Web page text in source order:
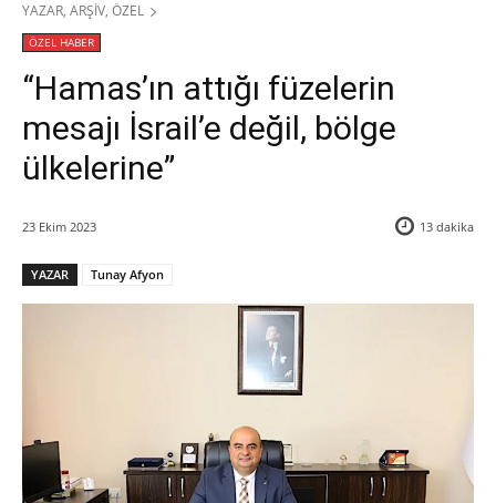
YAZAR, ARŞİV, ÖZEL
ÖZEL HABER
“Hamas’ın attığı füzelerin
mesajı İsrail’e değil, bölge
ülkelerine”
23 Ekim 2023 13 dakika
YAZAR Tunay Afyon